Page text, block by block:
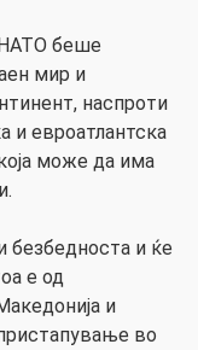
НАТО беше
мир и
наспроти
и евроатлантска
може да има
безбедноста и ќе
е од
и
во